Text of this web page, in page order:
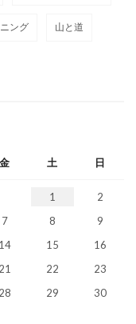
ング 山と道
金 土 日
1
2
7 8
9
14 15
16
21 22
23
28 29
30